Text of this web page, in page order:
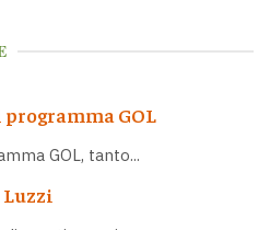
GOL
GOL, tanto...
Luzzi